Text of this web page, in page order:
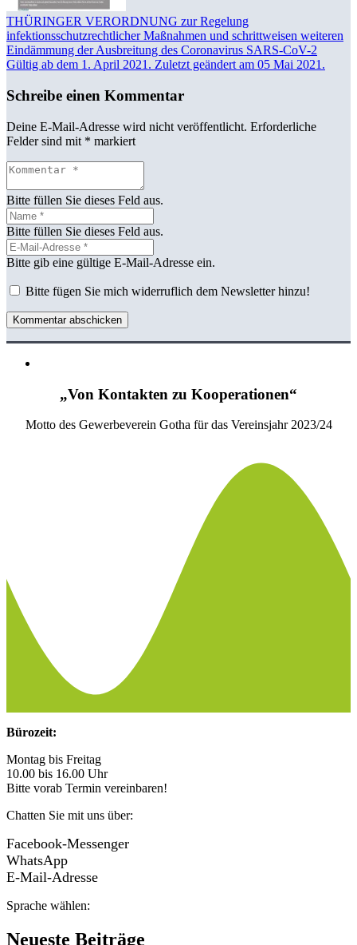
THÜRINGER VERORDNUNG zur Regelung
infektionsschutzrechtlicher Maßnahmen und schrittweisen weiteren
Eindämmung der Ausbreitung des Coronavirus SARS-CoV-2
Gültig ab dem 1. April 2021. Zuletzt geändert am 05 Mai 2021.
Schreibe einen Kommentar
Deine E-Mail-Adresse wird nicht veröffentlicht. Erforderliche
Felder sind mit * markiert
Bitte füllen Sie dieses Feld aus.
Bitte füllen Sie dieses Feld aus.
Bitte gib eine gültige E-Mail-Adresse ein.
Bitte fügen Sie mich widerruflich dem Newsletter hinzu!
Kommentar abschicken
„Von Kontakten zu Kooperationen“
Motto des Gewerbeverein Gotha für das Vereinsjahr 2023/24
Bürozeit:
Montag bis Freitag
10.00 bis 16.00 Uhr
Bitte vorab Termin vereinbaren!
Chatten Sie mit uns über:
Facebook-Messenger
WhatsApp
E-Mail-Adresse
Sprache wählen:
Neueste Beiträge